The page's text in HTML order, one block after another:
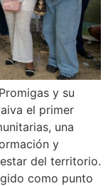
y su
el primer
una
y
del territorio.
como punto